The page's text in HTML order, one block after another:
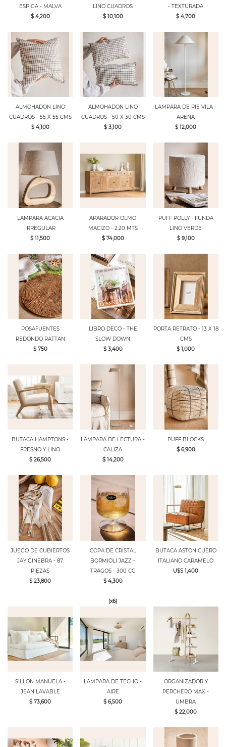
ESPIGA - MALVA
$ 4,200
LINO CUADROS
$ 10,100
- TEXTURADA
$ 4,700
ALMOHADON LINO
CUADROS - 55 X 55 CMS
$ 4,100
ALMOHADON LINO
CUADROS - 50 X 30 CMS
$ 3,100
LAMPARA DE PIE VILA -
ARENA
$ 12,000
LAMPARA ACACIA
IRREGULAR
$ 11,500
APARADOR OLMO
MACIZO - 2.20 MTS
$ 74,000
PUFF POLLY - FUNDA
LINO VERDE
$ 9,100
POSAFUENTES
REDONDO RATTAN
$ 750
LIBRO DECO - THE
SLOW DOWN
$ 3,400
PORTA RETRATO - 13 X 18
CMS
$ 1,000
BUTACA HAMPTONS -
FRESNO Y LINO
$ 26,500
LAMPARA DE LECTURA -
CALIZA
$ 14,200
PUFF BLOCKS
$ 6,900
JUEGO DE CUBIERTOS
JAY GINEBRA - 87
PIEZAS
$ 23,800
COPA DE CRISTAL
BORMIOLI JAZZ -
TRAGOS - 300 CC
$ 4,300
(x6)
BUTACA ASTON CUERO
ITALIANO CARAMELO
U$S 1,400
SILLON MANUELA -
JEAN LAVABLE
$ 73,600
LAMPARA DE TECHO -
AIRE
$ 6,500
ORGANIZADOR Y
PERCHERO MAX -
UMBRA
$ 22,000